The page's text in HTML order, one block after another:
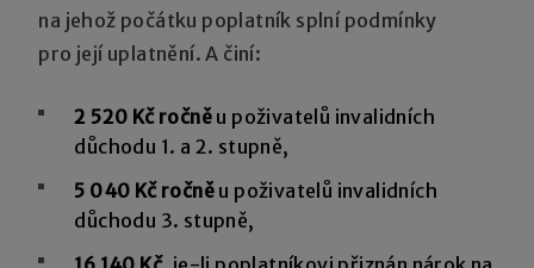
na jehož počátku poplatník splní podmínky
pro její uplatnění. A činí:
2 520 Kč ročně u poživatelů invalidních
důchodu 1. a 2. stupně,
5 040 Kč ročně u poživatelů invalidních
důchodu 3. stupně,